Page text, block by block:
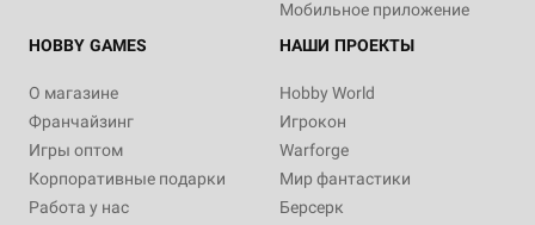
Мобильное приложение
HOBBY GAMES
О магазине
Франчайзинг
Игры оптом
Корпоративные подарки
Работа у нас
НАШИ ПРОЕКТЫ
Hobby World
Игрокон
Warforge
Мир фантастики
Берсерк